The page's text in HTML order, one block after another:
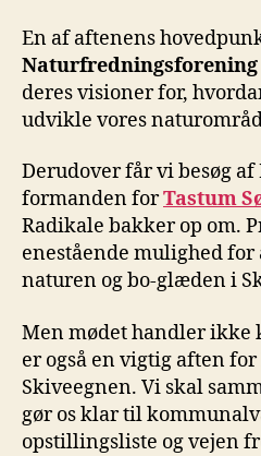
En af aftenens
Naturfredningsforening
deres visioner for,
udvikle vores
Derudover får vi besøg
formanden forTastum
Radikale bakker op om.
enestående mulighed for
naturen og bo-glæden i
Men mødet handler ikke
er også en vigtig aften
Skiveegnen. Vi skal
gør os klar til
opstillingsliste og vejen